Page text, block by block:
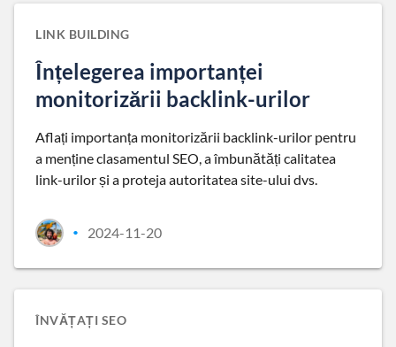
LINK BUILDING
Înțelegerea importanței
monitorizării backlink-urilor
Aflați importanța monitorizării backlink-urilor pentru
a menține clasamentul SEO, a îmbunătăți calitatea
link-urilor și a proteja autoritatea site-ului dvs.
• 2024-11-20
ÎNVĂȚAȚI SEO